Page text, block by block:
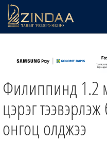
ТВ8
ӨГЛӨӨНИЙ СОНИН
ЗИНДАА СЭТГҮҮЛ
Филиппинд 1.2
цэрэг
онгоц олджээ